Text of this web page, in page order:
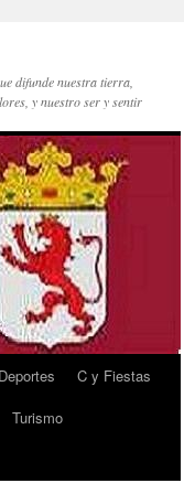
difunde nuestra tierra,
y nuestro ser y sentir
Deportes
C y Fiestas
Turismo